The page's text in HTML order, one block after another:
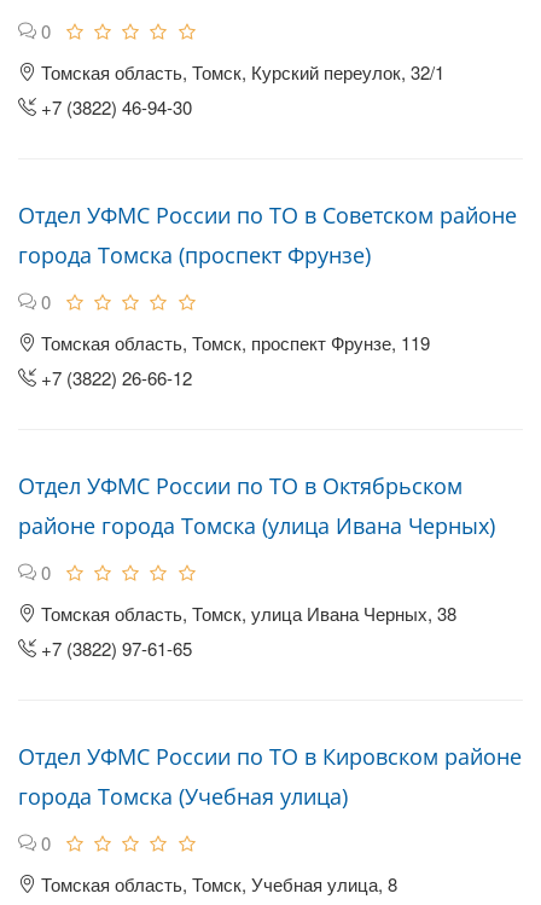
0
Томская область, Томск, Курский переулок, 32/1
+7 (3822) 46-94-30
Отдел УФМС России по ТО в Советском районе
города Томска (проспект Фрунзе)
0
Томская область, Томск, проспект Фрунзе, 119
+7 (3822) 26-66-12
Отдел УФМС России по ТО в Октябрьском
районе города Томска (улица Ивана Черных)
0
Томская область, Томск, улица Ивана Черных, 38
+7 (3822) 97‑61-65
Отдел УФМС России по ТО в Кировском районе
города Томска (Учебная улица)
0
Томская область, Томск, Учебная улица, 8